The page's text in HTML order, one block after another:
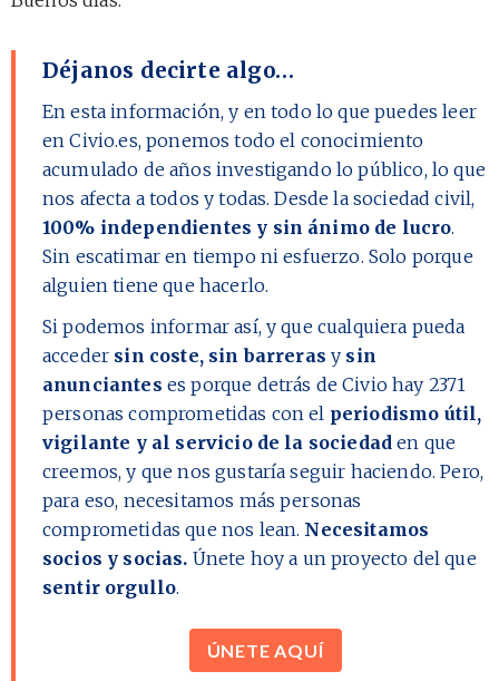
Déjanos decirte algo…
En esta información, y en todo lo que puedes leer
en Civio.es, ponemos todo el conocimiento
acumulado de años investigando lo público, lo que
nos afecta a todos y todas. Desde la sociedad civil,
100% independientes y sin ánimo de lucro.
Sin escatimar en tiempo ni esfuerzo. Solo porque
alguien tiene que hacerlo.
Si podemos informar así, y que cualquiera pueda
acceder sin coste, sin barreras y sin
anunciantes es porque detrás de Civio hay 2371
personas comprometidas con el periodismo útil,
vigilante y al servicio de la sociedad en que
creemos, y que nos gustaría seguir haciendo. Pero,
para eso, necesitamos más personas
comprometidas que nos lean. Necesitamos
socios y socias. Únete hoy a un proyecto del que
sentir orgullo.
ÚNETE AQUÍ